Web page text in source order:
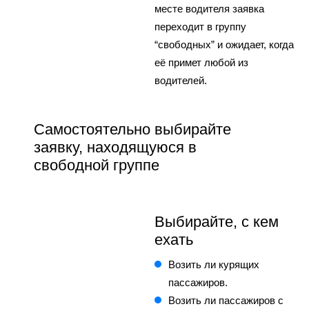
месте водителя заявка
переходит в группу
“свободных” и ожидает, когда
её примет любой из
водителей.
Самостоятельно выбирайте
заявку, находящуюся в
свободной группе
Выбирайте, с кем
ехать
Возить ли курящих
пассажиров.
Возить ли пассажиров с